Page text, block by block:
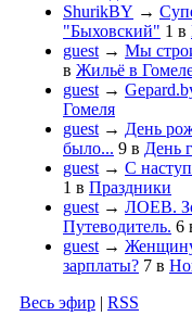
ShurikBY →
"Быховский" 1 в
guest → Мы
в Жильё в
guest →
Гомеля
guest → День
было... 9 в День
guest → С
1 в Праздники
guest → ЛОЕВ.
Путеводитель. 6
guest →
зарплаты? 7 в
Весь эфир | RSS